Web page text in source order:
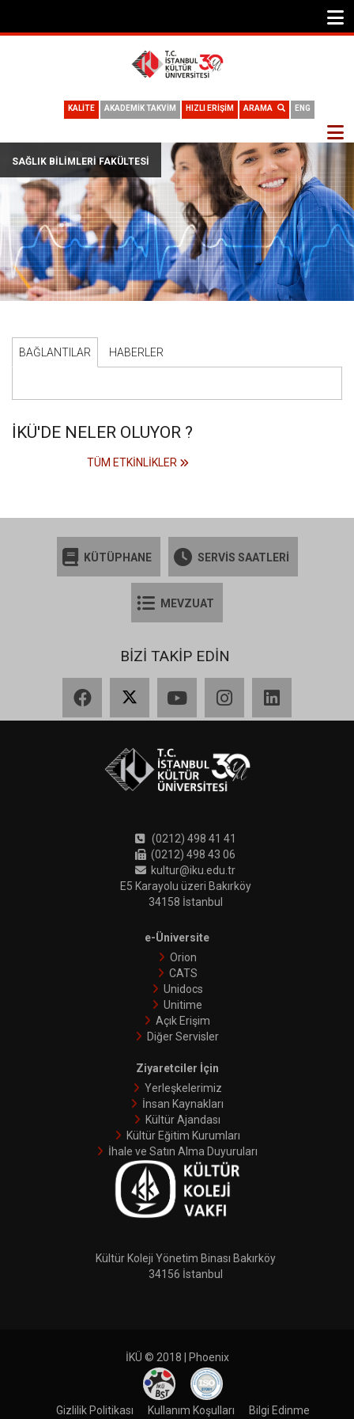
ENG
ARAMA
HIZLI ERİŞİM
AKADEMİK TAKVİM
KALİTE
SAĞLIK BILIMLERI FAKÜLTESI
BAĞLANTILAR HABERLER
İKÜ'DE NELER OLUYOR ?
TÜM ETKINLIKLER
KÜTÜPHANE SERVİS SAATLERİ
MEVZUAT
BİZİ TAKİP EDİN
(0212) 498 41 41
(0212) 498 43 06
kultur@iku.edu.tr
E5 Karayolu üzeri Bakırköy
34158 İstanbul
e-Üniversite
Orion
CATS
Unidocs
Unitime
Açık Erişim
Diğer Servisler
Ziyaretciler İçin
Yerleşkelerimiz
İnsan Kaynakları
Kültür Ajandası
Kültür Eğitim Kurumları
İhale ve Satın Alma Duyuruları
Kültür Koleji Yönetim Binası Bakırköy
34156 İstanbul
İKÜ © 2018 | Phoenix
Gizlilik Politikası Kullanım Koşulları Bilgi Edinme